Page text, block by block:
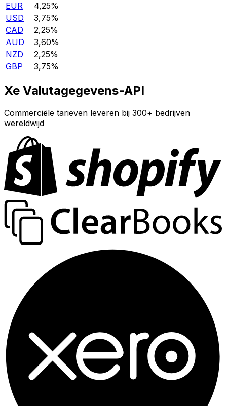
EUR
4,25%
USD
3,75%
CAD
2,25%
AUD
3,60%
NZD
2,25%
GBP
3,75%
Xe Valutagegevens-API
Commerciële tarieven leveren bij 300+ bedrijven
wereldwijd